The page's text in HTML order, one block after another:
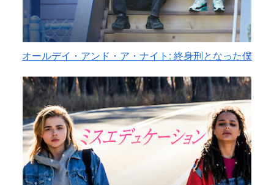
オールデイ・アンド・ア・ナイト: 終身刑となった僕